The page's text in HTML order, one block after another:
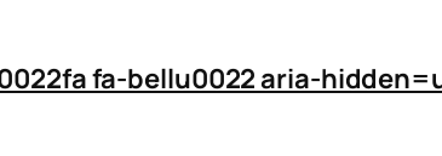
fa-bellu0022 aria-